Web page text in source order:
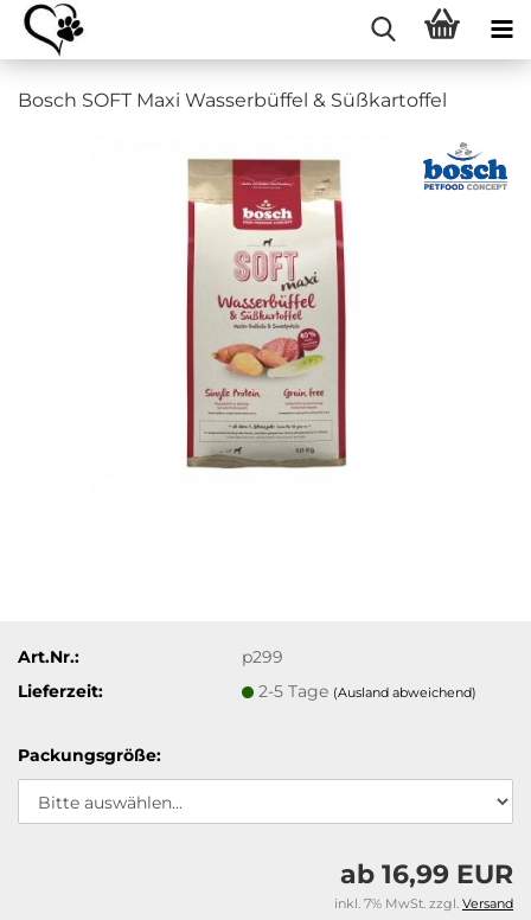
Bosch SOFT Maxi Wasserbüffel & Süßkartoffel
Art.Nr.:
p299
Lieferzeit:
2-5 Tage (Ausland abweichend)
Packungsgröße:
ab 16,99 EUR
inkl. 7% MwSt. zzgl. Versand